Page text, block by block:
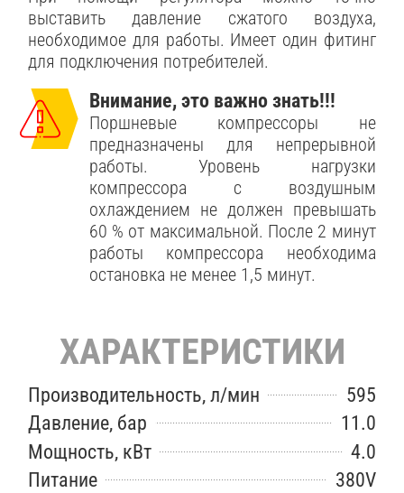
выставить давление сжатого воздуха,
необходимое для работы. Имеет один фитинг
для подключения потребителей.
Внимание, это важно знать!!!
Поршневые компрессоры не
предназначены для непрерывной
работы. Уровень нагрузки
компрессора с воздушным
охлаждением не должен превышать
60 % от максимальной. После 2 минут
работы компрессора необходима
остановка не менее 1,5 минут.
ХАРАКТЕРИСТИКИ
Производительность, л/мин
595
Давление, бар
11.0
Мощность, кВт
4.0
Питание
380V